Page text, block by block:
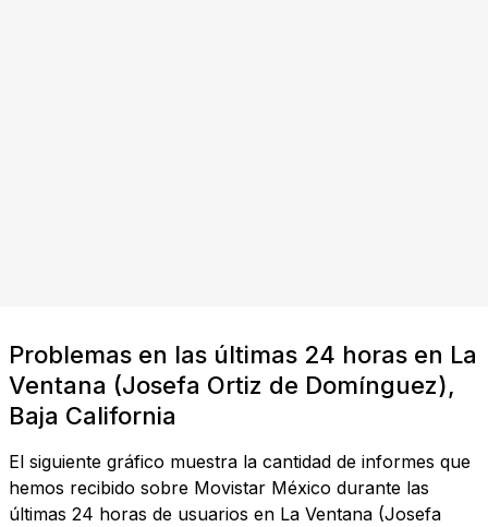
Problemas en las últimas 24 horas en La
Ventana (Josefa Ortiz de Domínguez),
Baja California
El siguiente gráfico muestra la cantidad de informes que
hemos recibido sobre Movistar México durante las
últimas 24 horas de usuarios en La Ventana (Josefa